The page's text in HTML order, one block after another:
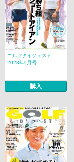
ゴルフダイジェスト
2023年9月号
購入